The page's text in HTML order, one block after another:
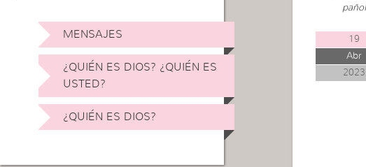
MENSAJES
¿QUIÉN ES DIOS? ¿QUIÉN ES
USTED?
¿QUIÉN ES DIOS?
pañol
19
Abr
2023